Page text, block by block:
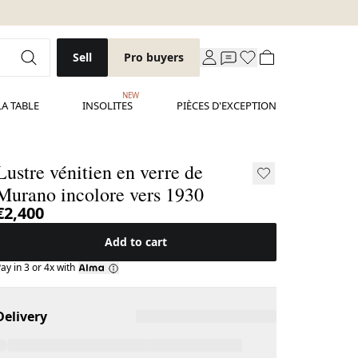
Sell Pro buyers
TABLE INSOLITES
NEW
PIÈCES D'EXCEPTION
vénitien en verre de
incolore vers 1930
Add to cart
in 3 or 4x with